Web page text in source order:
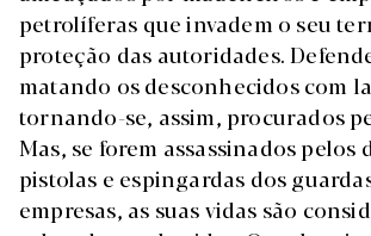
petrolíferas que invadem o seu
proteção das autoridades.
matando os desconhecidos com
tornando-se, assim, procurados
Mas, se forem assassinados pelos
pistolas e espingardas dos
empresas, as suas vidas são